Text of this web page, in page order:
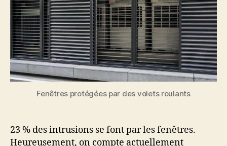
Fenêtres protégées par des volets roulants
23 % des intrusions se font par les fenêtres.
Heureusement, on compte actuellement